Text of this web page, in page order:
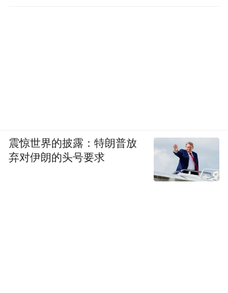
震惊世界的披露：特朗普放
弃对伊朗的头号要求